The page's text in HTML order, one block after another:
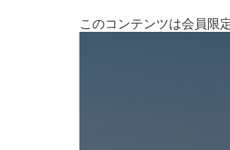
このコンテンツは会員限